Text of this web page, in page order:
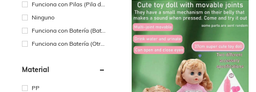
Funciona con Pilas (Pila de
Ninguno
Funciona con Batería (Bate
Funciona con Batería (Otra
Material
PP